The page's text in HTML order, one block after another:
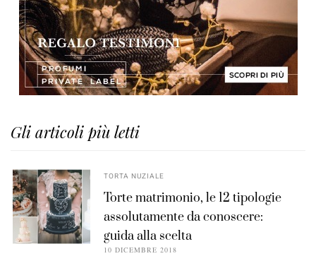
Gli articoli più letti
TORTA NUZIALE
Torte matrimonio, le 12 tipologie
assolutamente da conoscere:
guida alla scelta
10 DICEMBRE 2018